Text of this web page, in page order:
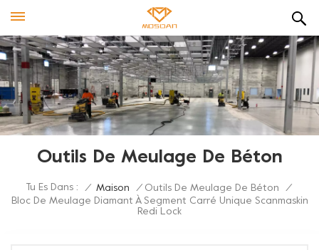
Outils De Meulage De Béton
Tu Es Dans : / Maison / Outils De Meulage De Béton
/
Bloc De Meulage Diamant À Segment Carré Unique Scanmaskin
Redi Lock